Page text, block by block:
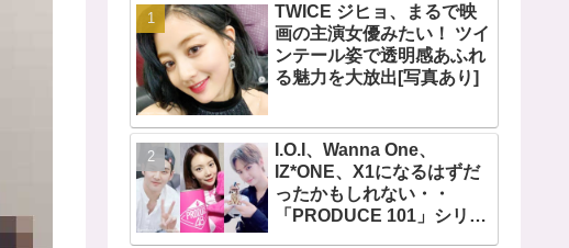
TWICE ジヒョ、まるで映
画の主演女優みたい！ ツイ
ンテール姿で透明感あふれ
る魅力を大放出[写真あり]
I.O.I、Wanna One、
IZ*ONE、X1になるはずだ
ったかもしれない・・
「PRODUCE 101」シリー